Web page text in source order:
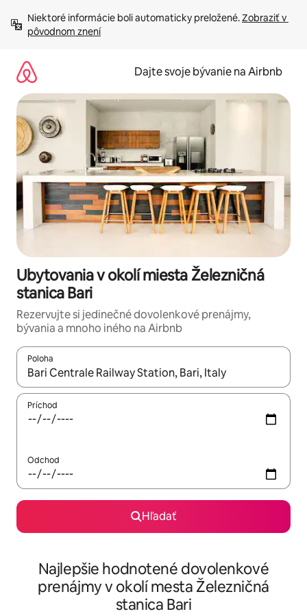
obsah.
Niektoré informácie boli automaticky preložené. Zobraziť v
pôvodnom znení
Dajte svoje bývanie na Airbnb
Ubytovania v okolí miesta Železničná
stanica Bari
Rezervujte si jedinečné dovolenkové prenájmy,
bývania a mnoho iného na Airbnb
Poloha
Keď budú výsledky k dispozícii, môžete si ich prechádzať
Príchod
Odchod
Hľadať
Najlepšie hodnotené dovolenkové
prenájmy v okolí mesta Železničná
stanica Bari